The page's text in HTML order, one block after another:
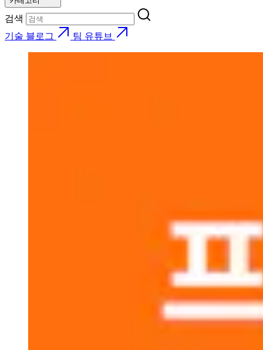
검색
기술 블로그
팀 유튜브